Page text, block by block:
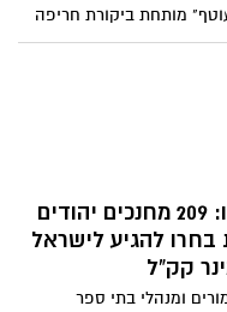
מותחת ביקורת חריפה
החוק להסדרת זיכרון
דווקא עכשיו: 209 מחנכים יהודים
בחרו להגיע לישראל
קק”ל
מורים ומנהלי בתי ספר